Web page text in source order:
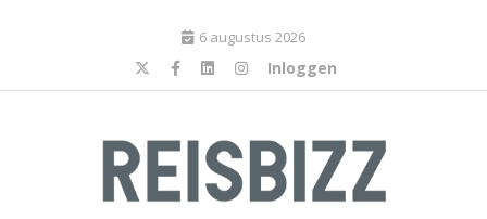
6 augustus 2026
Inloggen